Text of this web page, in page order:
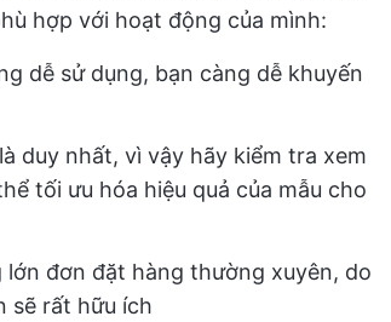
hợp với hoạt động của mình:
dễ sử dụng, bạn càng dễ khuyến
duy nhất, vì vậy hãy kiểm tra xem
tối ưu hóa hiệu quả của mẫu cho
đơn đặt hàng thường xuyên, do
sẽ rất hữu ích